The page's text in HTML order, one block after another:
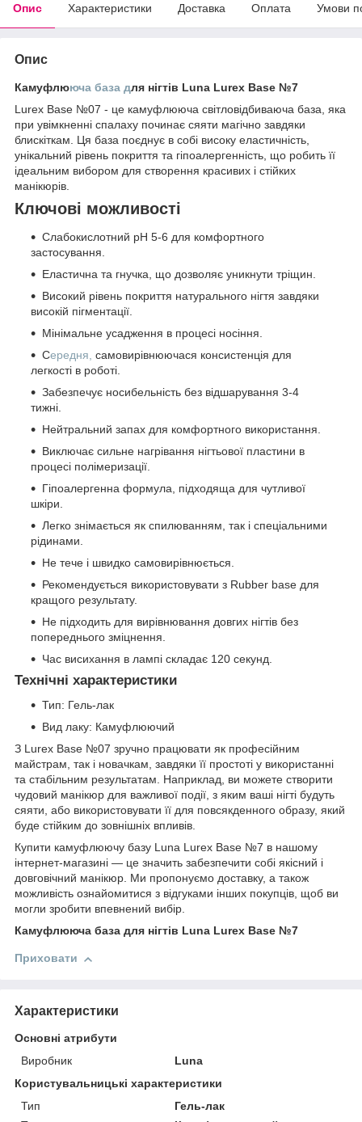
Опис Характеристики Доставка Оплата Умови
Опис
Камуфлююча база для нігтів Luna Lurex Base №7
Lurex Base №07 - це камуфлююча світловідбиваюча база, яка
при увімкненні спалаху починає сяяти магічно завдяки
блискіткам. Ця база поєднує в собі високу еластичність,
унікальний рівень покриття та гіпоалергенність, що робить її
ідеальним вибором для створення красивих і стійких
манікюрів.
Ключові можливості
Слабокислотний pH 5-6 для комфортного
застосування.
Еластична та гнучка, що дозволяє уникнути тріщин.
Високий рівень покриття натурального нігтя завдяки
високій пігментації.
Мінімальне усадження в процесі носіння.
Середня, самовирівнюючася консистенція для
легкості в роботі.
Забезпечує носибельність без відшарування 3-4
тижні.
Нейтральний запах для комфортного використання.
Виключає сильне нагрівання нігтьової пластини в
процесі полімеризації.
Гіпоалергенна формула, підходяща для чутливої
шкіри.
Легко знімається як спилюванням, так і спеціальними
рідинами.
Не тече і швидко самовирівнюється.
Рекомендується використовувати з Rubber base для
кращого результату.
Не підходить для вирівнювання довгих нігтів без
попереднього зміцнення.
Час висихання в лампі складає 120 секунд.
Технічні характеристики
Тип: Гель-лак
Вид лаку: Камуфлюючий
З Lurex Base №07 зручно працювати як професійним
майстрам, так і новачкам, завдяки її простоті у використанні
та стабільним результатам. Наприклад, ви можете створити
чудовий манікюр для важливої події, з яким ваші нігті будуть
сяяти, або використовувати її для повсякденного образу, який
буде стійким до зовнішніх впливів.
Купити камуфлюючу базу Luna Lurex Base №7 в нашому
інтернет-магазині — це значить забезпечити собі якісний і
довговічний манікюр. Ми пропонуємо доставку, а також
можливість ознайомитися з відгуками інших покупців, щоб ви
могли зробити впевнений вибір.
Камуфлююча база для нігтів Luna Lurex Base №7
Приховати
Характеристики
Основні атрибути
Виробник
Luna
Користувальницькі характеристики
Тип
Гель-лак